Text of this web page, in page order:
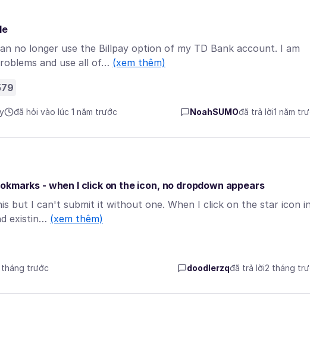
no longer use the Billpay option of my TD Bank account. I am
and use all of… (xem thêm)
đã hỏi vào lúc 1 năm trước NoahSUMOđã trả lời1 năm
- when I click on the icon, no dropdown appears
but I can't submit it without one. When I click on the star icon in
existin… (xem thêm)
tháng trước doodlerzqđã trả lời2 tháng